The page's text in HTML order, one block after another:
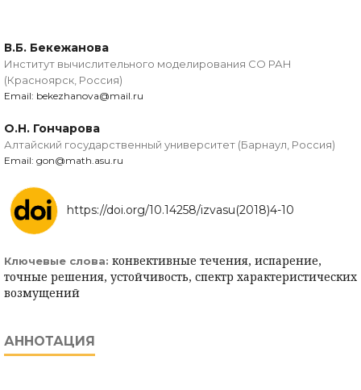
В.Б. Бекежанова
Институт вычислительного моделирования СО РАН
(Красноярск, Россия)
Email: bekezhanova@mail.ru
О.Н. Гончарова
Алтайский государственный университет (Барнаул, Россия)
Email: gon@math.asu.ru
https://doi.org/10.14258/izvasu(2018)4-10
Ключевые слова: конвективные течения, испарение,
точные решения, устойчивость, спектр характеристических
возмущений
АННОТАЦИЯ